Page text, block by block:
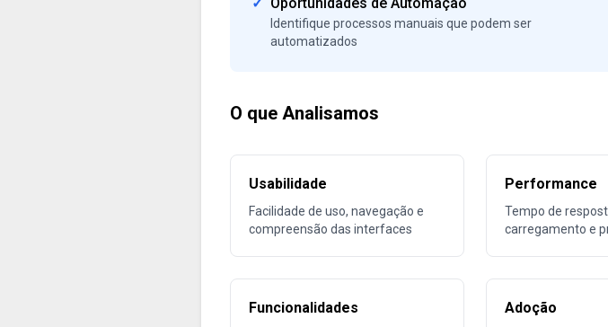
Identifique processos manuais que podem ser
automatizados
O que Analisamos
Usabilidade
Facilidade de uso, navegação e
compreensão das interfaces
Performance
Tempo de
carregamento e
Funcionalidades Adoção